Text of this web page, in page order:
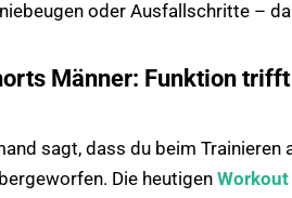
oder Ausfallschritte –
Männer: Funktion
sagt, dass du beim
Die heutigen